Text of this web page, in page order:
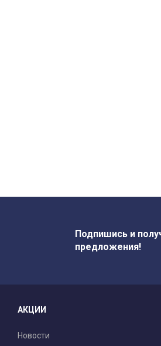
Подпишись и
предложения!
АКЦИИ
Новости